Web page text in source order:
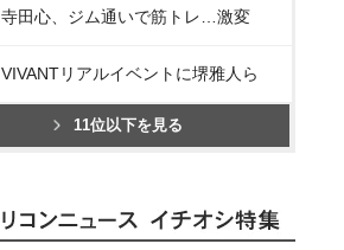
寺田心、ジム通いで筋トレ…激変
VIVANTリアルイベントに堺雅人ら
11位以下を見る